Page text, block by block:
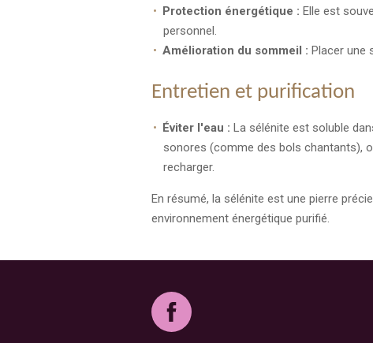
Protection énergétique : Elle est
personnel.
Amélioration du sommeil : Placer une
Entretien et purification
Éviter l'eau : La sélénite est soluble
sonores (comme des bols chantants),
recharger.
En résumé, la sélénite est une pierre
environnement énergétique purifié.